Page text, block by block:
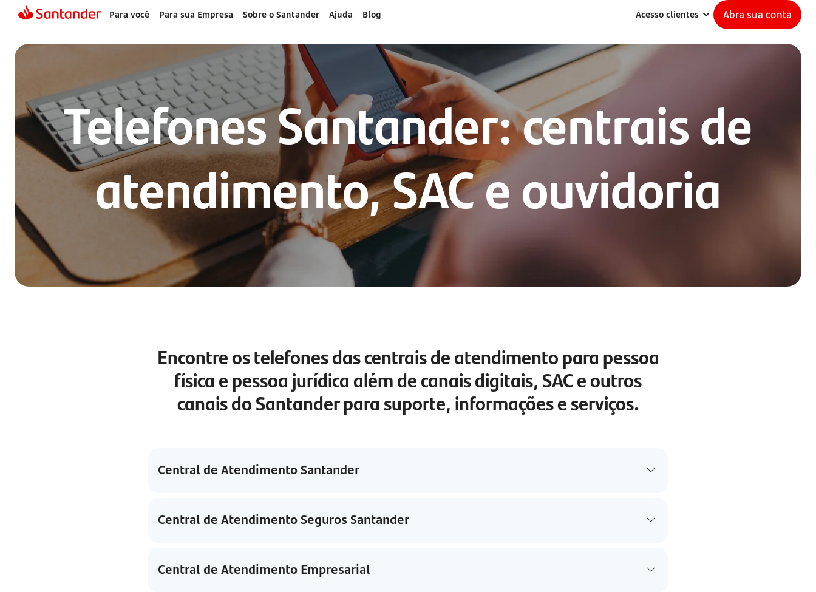
Para você Para sua Empresa Sobre o Santander Ajuda Blog Acesso clientes Abra sua conta
Telefones Santander: centrais de
atendimento, SAC e ouvidoria
Encontre os telefones das centrais de atendimento para pessoa
física e pessoa jurídica além de canais digitais, SAC e outros
canais do Santander para suporte, informações e serviços.
Central de Atendimento Santander
Central de Atendimento Seguros Santander
Central de Atendimento Empresarial